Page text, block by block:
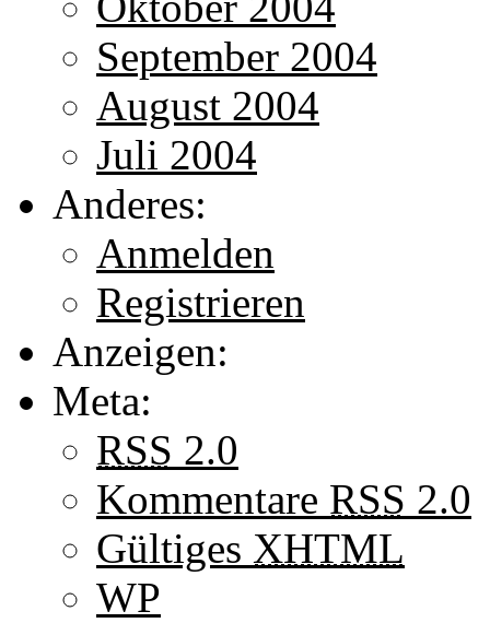
September 2004
August 2004
Juli 2004
Anderes:
Anmelden
Registrieren
Anzeigen:
Meta:
RSS 2.0
Kommentare RSS 2.0
Gültiges XHTML
WP